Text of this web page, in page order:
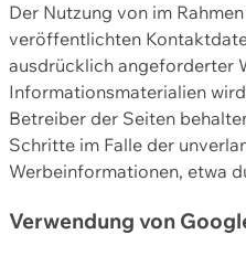
Der Nutzung von im
veröffentlichten
ausdrücklich angeforderter
Informationsmaterialien
Betreiber der Seiten
Schritte im Falle der
Werbeinformationen, etwa
Verwendung von